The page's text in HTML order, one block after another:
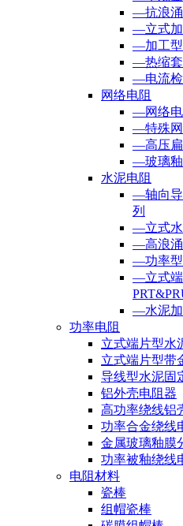
—抗浪涌
—立式加
—加工型
—热缩套
—电流检
网络电阻
—网络电
—特殊网
—高压扁
—玻璃釉
水泥电阻
—轴向导
列
—立式水
—高浪涌
—功率型
—立式端
—水泥加
功率电阻
立式端片型水
立式端片型带
导线型水泥固
铝外壳电阻器
高功率绕线铝
功率合金绕线
金属玻璃釉膜
功率被釉绕线
电阻材料
瓷棒
组帽瓷棒